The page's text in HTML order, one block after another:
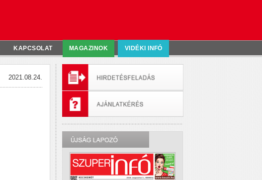
KAPCSOLAT MAGAZINOK VIDÉKI INFÓ
2021.08.24.